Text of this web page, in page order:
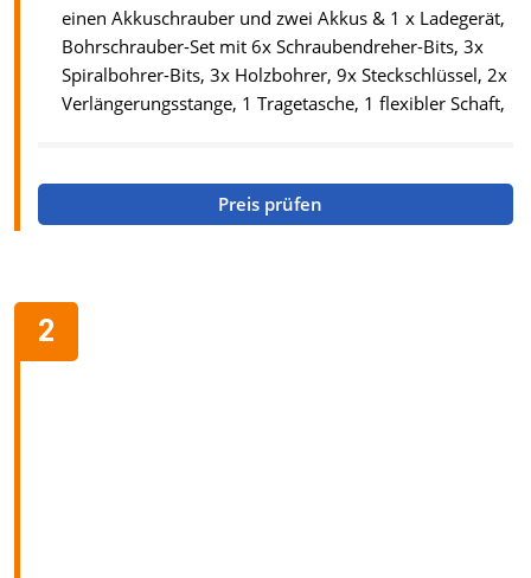
einen Akkuschrauber und zwei Akkus & 1 x Ladegerät,
Bohrschrauber-Set mit 6x Schraubendreher-Bits, 3x
Spiralbohrer-Bits, 3x Holzbohrer, 9x Steckschlüssel, 2x
Verlängerungsstange, 1 Tragetasche, 1 flexibler Schaft,
Preis prüfen